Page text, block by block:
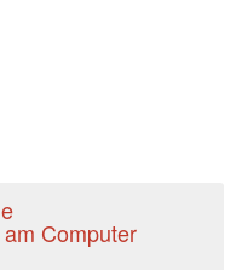
Computer